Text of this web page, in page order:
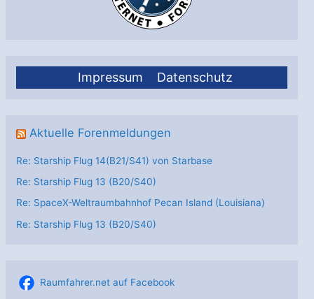
Impressum Datenschutz
Aktuelle Forenmeldungen
Re: Starship Flug 14(B21/S41) von Starbase
Re: Starship Flug 13 (B20/S40)
Re: SpaceX-Weltraumbahnhof Pecan Island (Louisiana)
Re: Starship Flug 13 (B20/S40)
Raumfahrer.net auf Facebook